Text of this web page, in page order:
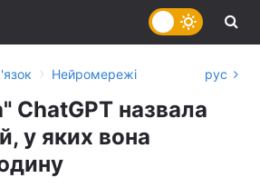
› Нейромережі рус
ChatGPT назвала
у яких вона